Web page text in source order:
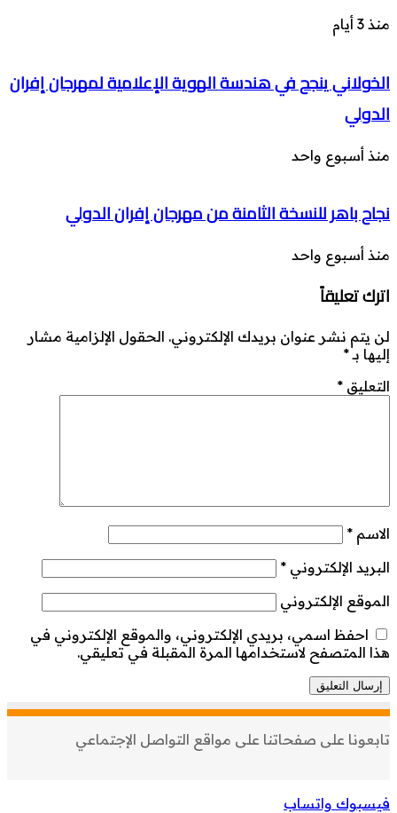
منذ 3 أيام
الخولاني ينجح في هندسة الهوية الإعلامية لمهرجان إفران
الدولي
منذ أسبوع واحد
نجاح باهر للنسخة الثامنة من مهرجان إفران الدولي
منذ أسبوع واحد
اترك تعليقاً
لن يتم نشر عنوان بريدك الإلكتروني. الحقول الإلزامية مشار
إليها بـ*
التعليق *
الاسم *
البريد الإلكتروني *
الموقع الإلكتروني
احفظ اسمي، بريدي الإلكتروني، والموقع الإلكتروني في
هذا المتصفح لاستخدامها المرة المقبلة في تعليقي.
تابعونا على صفحاتنا على مواقع التواصل الإجتماعي
فيسبوك واتساب